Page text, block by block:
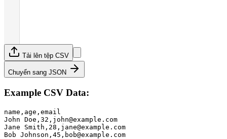
Tải lên tệp CSV
Chuyển sang JSON
Example CSV Data:
name,age,email
John Doe,32,john@example.com
Jane Smith,28,jane@example.com
Bob Johnson,45,bob@example.com